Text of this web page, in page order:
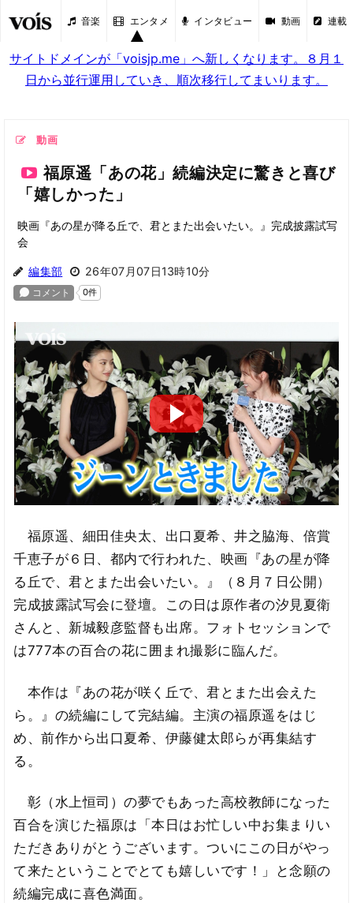
音楽 エンタメ インタビュー 動画 連載
サイトドメインが「voisjp.me」へ新しくなります。８月１
日から並行運用していき、順次移行してまいります。
動画
福原遥「あの花」続編決定に驚きと喜び
「嬉しかった」
映画『あの星が降る丘で、君とまた出会いたい。』完成披露試写
会
編集部 26年07月07日13時10分
福原遥、細田佳央太、出口夏希、井之脇海、倍賞
千恵子が６日、都内で行われた、映画『あの星が降
る丘で、君とまた出会いたい。』（８月７日公開）
完成披露試写会に登壇。この日は原作者の汐見夏衛
さんと、新城毅彦監督も出席。フォトセッションで
は777本の百合の花に囲まれ撮影に臨んだ。
本作は『あの花が咲く丘で、君とまた出会えた
ら。』の続編にして完結編。主演の福原遥をはじ
め、前作から出口夏希、伊藤健太郎らが再集結す
る。
彰（水上恒司）の夢でもあった高校教師になった
百合を演じた福原は「本日はお忙しい中お集まりい
ただきありがとうございます。ついにこの日がやっ
て来たということでとても嬉しいです！」と念願の
続編完成に喜色満面。